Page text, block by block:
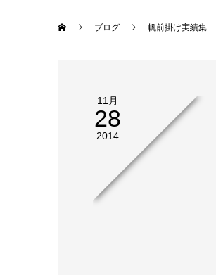
ブログ 帆前掛け実績集
11月
28
2014